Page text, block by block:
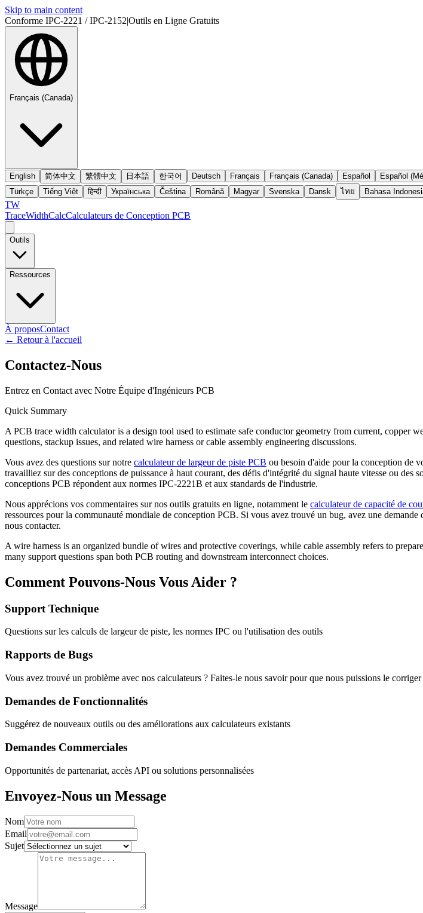
Skip to main content
Conforme IPC-2221 / IPC-2152|Outils en Ligne Gratuits
Français (Canada)
English 简体中文 繁體中文 日本語 한국어 Deutsch Français Français (Canada) Español Español
Türkçe
Tiếng Việt हिन्दी Українська Čeština Română Magyar Svenska Dansk ไทย Bahasa
TW
TraceWidthCalcCalculateurs de Conception PCB
Outils
Ressources
À proposContact
← Retour à l'accueil
Contactez-Nous
Entrez en Contact avec Notre Équipe d'Ingénieurs PCB
Quick Summary
A PCB trace width calculator is a design tool used to estimate safe conductor geometry from current, copper
questions, stackup issues, and related wire harness or cable assembly engineering discussions.
Vous avez des questions sur notre calculateur de largeur de piste PCB ou besoin d'aide pour la conception de
travailliez sur des conceptions de puissance à haut courant, des défis d'intégrité du signal haute vitesse ou
conceptions PCB répondent aux normes IPC-2221B et aux standards de l'industrie.
Nous apprécions vos commentaires sur nos outils gratuits en ligne, notamment le calculateur de capacité de
ressources pour la communauté mondiale de conception PCB. Si vous avez trouvé un bug, avez une
nous contacter.
A wire harness is an organized bundle of wires and protective coverings, while cable assembly refers to
many support questions span both PCB routing and downstream interconnect choices.
Comment Pouvons-Nous Vous Aider ?
Support Technique
Questions sur les calculs de largeur de piste, les normes IPC ou l'utilisation des outils
Rapports de Bugs
Vous avez trouvé un problème avec nos calculateurs ? Faites-le nous savoir pour que nous puissions le corriger
Demandes de Fonctionnalités
Suggérez de nouveaux outils ou des améliorations aux calculateurs existants
Demandes Commerciales
Opportunités de partenariat, accès API ou solutions personnalisées
Envoyez-Nous un Message
Nom
Email
Sujet
Message